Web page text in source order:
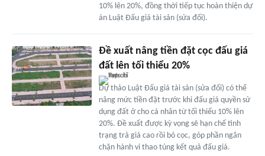
10% lên 20%, đồng thời tiếp tục hoàn thiện dự
án Luật Đấu giá tài sản (sửa đổi).
Đề xuất nâng tiền đặt cọc đấu giá
đất lên tối thiểu 20%
Dự thảo Luật Đấu giá tài sản (sửa đổi) có thể
nâng mức tiền đặt trước khi đấu giá quyền sử
dụng đất ở cho cá nhân từ tối thiểu 10% lên
20%. Đề xuất được kỳ vọng sẽ hạn chế tình
trạng trả giá cao rồi bỏ cọc, góp phần ngăn
chặn hành vi thao túng kết quả đấu giá.